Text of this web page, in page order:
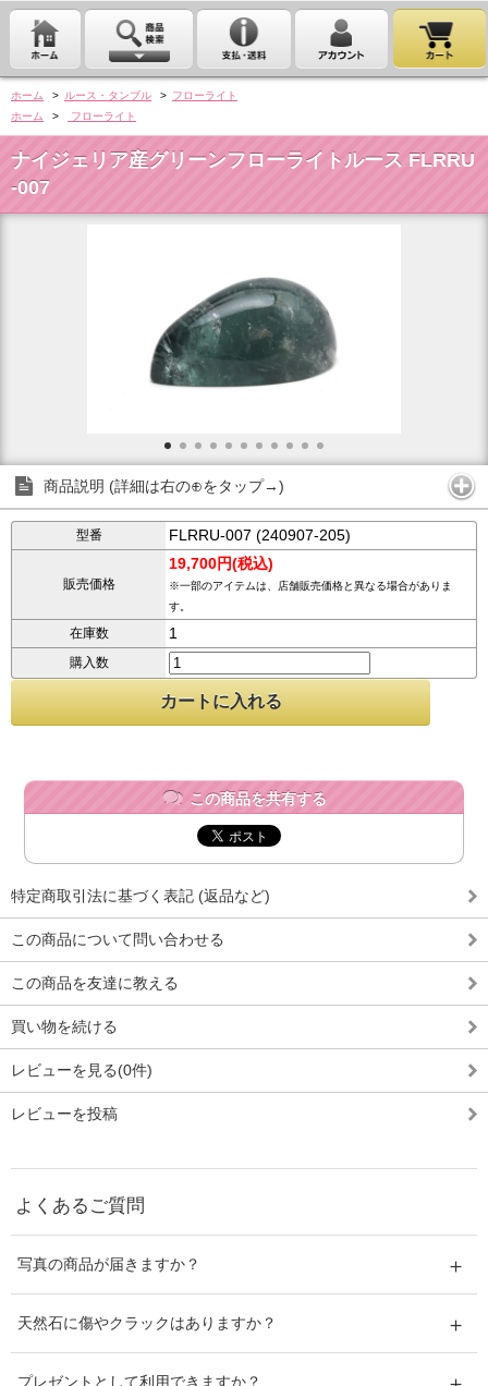
ホーム > ルース・タンブル > フローライト
ホーム
> フローライト
ナイジェリア産グリーンフローライトルース FLRRU
-007
商品説明 (詳細は右の⊕をタップ→)
型番 FLRRU-007 (240907-205)
販売価格
19,700円(税込)
※一部のアイテムは、店舗販売価格と異なる場合がありま
す。
在庫数 1
購入数
この商品を共有する
特定商取引法に基づく表記 (返品など)
この商品について問い合わせる
この商品を友達に教える
買い物を続ける
レビューを見る(0件)
レビューを投稿
よくあるご質問
写真の商品が届きますか？
天然石に傷やクラックはありますか？
プレゼントとして利用できますか？